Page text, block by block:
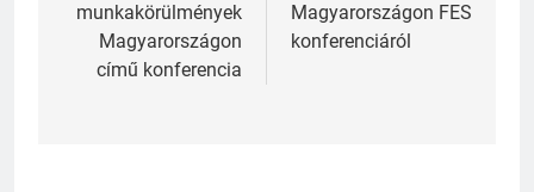
munkakörülmények
Magyarországon
című konferencia
Magyarországon FES
konferenciáról